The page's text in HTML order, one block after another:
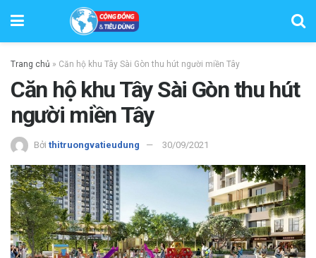
Trang chủ » Căn hộ khu Tây Sài Gòn thu hút người miền Tây
Căn hộ khu Tây Sài Gòn thu hút
người miền Tây
Bởi thitruongvatieudung 30/09/2021